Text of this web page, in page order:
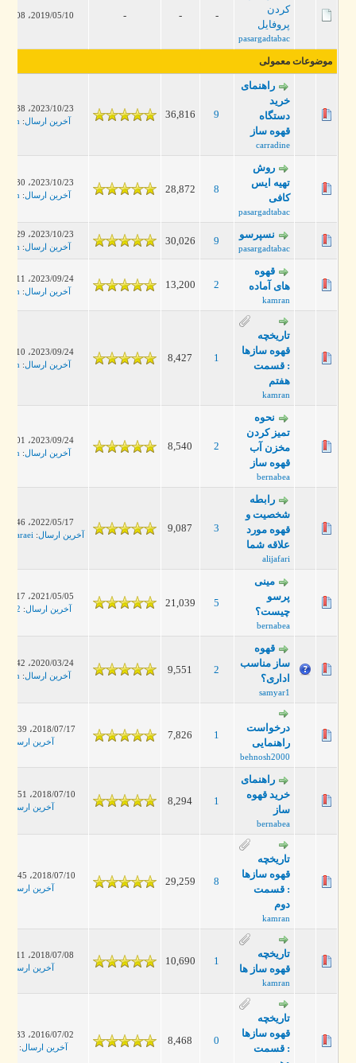
کردن
پروفایل
pasargadtabac
2019/05/10، 02:08 PM
موضوعات معمولی
راهنمای
دستگاه
قهوه ساز
carradine
36,816
2023/10/23، 11:38 PM
آخرین ارسال :
leanman
روش
تهیه ایس
pasargadtabac
28,872
2023/10/23، 11:30 PM
آخرین ارسال :
leanman
نسپرسو
pasargadtabac
9
30,026
2023/10/23، 11:29 PM
آخرین ارسال :
leanman
قهوه
های آماده
kamran
13,200
2023/09/24، 11:11 PM
آخرین ارسال :
leanman
تاریخچه
قهوه سازها
: قسمت
kamran
1
8,427
2023/09/24، 11:10 PM
آخرین ارسال :
leanman
نحوه
تمیز کردن
مخزن آب
قهوه ساز
bernabea
8,540
2023/09/24، 11:01 PM
آخرین ارسال :
leanman
رابطه
شخصیت و
قهوه مورد
علاقه‌ شما
alijafari
9,087
2022/05/17، 03:46 PM
آخرین ارسال :
alirezasaraei
مینی
چیست؟
bernabea
21,039
2021/05/05، 01:17 PM
آخرین ارسال :
keyvan2
قهوه
ساز مناسب
اداری؟
samyar1
2
9,551
2020/03/24، 07:42 PM
آخرین ارسال :
leanman
درخواست
راهنمایی
behnosh2000
7,826
2018/07/17، 10:39 AM
آخرین ارسال :
alist
راهنمای
خرید قهوه
bernabea
8,294
2018/07/10، 11:51 AM
آخرین ارسال :
alist
تاریخچه
قهوه سازها
: قسمت
kamran
8
29,259
2018/07/10، 11:45 AM
آخرین ارسال :
alist
تاریخچه
قهوه ساز ها
kamran
1
10,690
2018/07/08، 01:11 PM
آخرین ارسال :
alist
تاریخچه
قهوه سازها
: قسمت
0
8,468
2016/07/02، 06:33 PM
آخرین ارسال :
kamran